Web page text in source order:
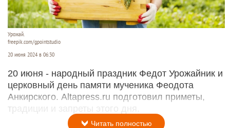
Урожай.
freepik.com/gpointstudio
20 июня 2024 в 06:30
20 июня - народный праздник Федот Урожайник и
церковный день памяти мученика Феодота
Анкирского. Altapress.ru подготовил приметы,
традиции и запреты этого дня.
Читать полностью